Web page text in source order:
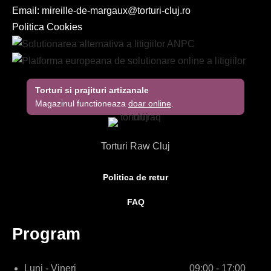
Email: mireille-de-margaux@torturi-cluj.ro
Politica Cookies
Torturi si prajituri artizanale
Magazinul functioneaza doar online
Torturi Raw Cluj
Politica de retur
FAQ
Program
Luni - Vineri 09:00 - 17:00